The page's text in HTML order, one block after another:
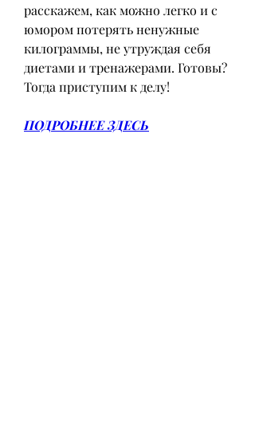
расскажем, как можно легко и с
юмором потерять ненужные
килограммы, не утруждая себя
диетами и тренажерами. Готовы?
Тогда приступим к делу!
ПОДРОБНЕЕ ЗДЕСЬ